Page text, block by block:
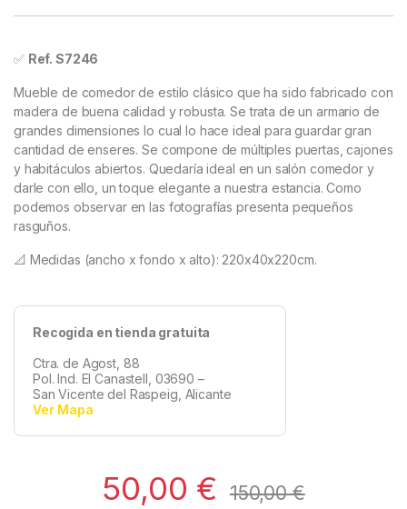
✅ Ref. S7246
Mueble de comedor de estilo clásico que ha sido fabricado con
madera de buena calidad y robusta. Se trata de un armario de
grandes dimensiones lo cual lo hace ideal para guardar gran
cantidad de enseres. Se compone de múltiples puertas, cajones
y habitáculos abiertos. Quedaría ideal en un salón comedor y
darle con ello, un toque elegante a nuestra estancia. Como
podemos observar en las fotografías presenta pequeños
rasguños.
📐 Medidas (ancho x fondo x alto): 220x40x220cm.
Recogida en tienda gratuita
Ctra. de Agost, 88
Pol. Ind. El Canastell, 03690 –
San Vicente del Raspeig, Alicante
Ver Mapa
50,00 € 150,00€